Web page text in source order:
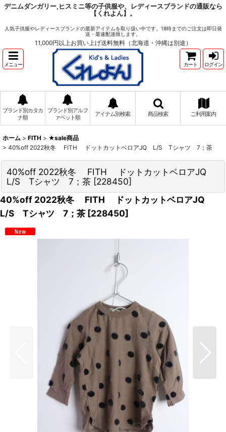
デニムダンガリー,ヒスミニ等の子供服や、レディースブランドの通販なら
【くれよん】。
人気子供服やレディースブランドの最新アイテムを取り扱い中です。18時までのご注文は即日発
送・最速配達致します。
11,000円以上お買い上げ送料無料（北海道・沖縄は別途）
メニュー カート ログイン
ブランド別カタカ
ナ順
ブランド別アルフ
ァベット順
アイテム別検索 商品検索 ご利用案内
ホーム > FITH > ★sale商品
> 40%off 2022秋冬 FITH ドットカットベロアJQ L/S Tシャツ 7；茶
40%off 2022秋冬 FITH ドットカットベロアJQ
L/S Tシャツ 7；茶 [228450]
40%off 2022秋冬 FITH ドットカットベロアJQ
L/S Tシャツ 7；茶 [228450]